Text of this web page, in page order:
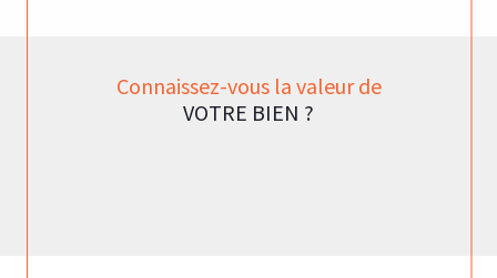
Connaissez-vous la valeur de
VOTRE BIEN ?